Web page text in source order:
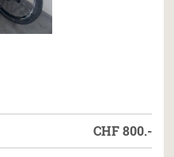
CHF800.-